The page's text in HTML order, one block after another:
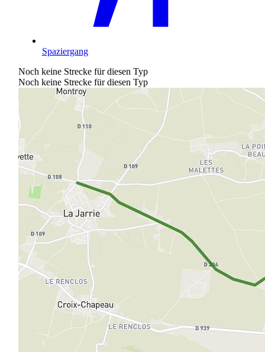
Spaziergang
Noch keine Strecke für diesen Typ
Noch keine Strecke für diesen Typ